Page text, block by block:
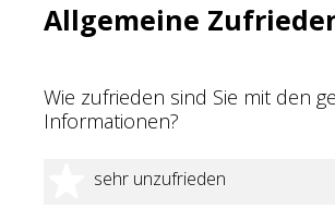
Allgemeine
Wie zufrieden sind Sie mit den
Informationen?
sehr unzufrieden
1 Stern